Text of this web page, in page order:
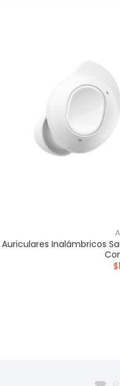
Auriculares Inalámbricos